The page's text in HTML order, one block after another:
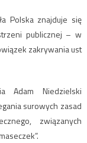
Polska znajduje się
publicznej – w
zakrywania ust
Adam Niedzielski
surowych zasad
związanych